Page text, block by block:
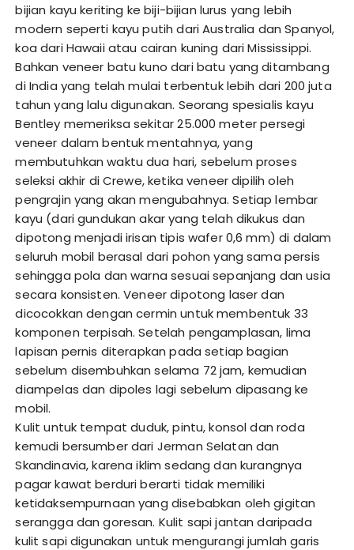
bijian kayu keriting ke biji-bijian lurus yang lebih
modern seperti kayu putih dari Australia dan Spanyol,
koa dari Hawaii atau cairan kuning dari Mississippi.
Bahkan veneer batu kuno dari batu yang ditambang
di India yang telah mulai terbentuk lebih dari 200 juta
tahun yang lalu digunakan. Seorang spesialis kayu
Bentley memeriksa sekitar 25.000 meter persegi
veneer dalam bentuk mentahnya, yang
membutuhkan waktu dua hari, sebelum proses
seleksi akhir di Crewe, ketika veneer dipilih oleh
pengrajin yang akan mengubahnya. Setiap lembar
kayu (dari gundukan akar yang telah dikukus dan
dipotong menjadi irisan tipis wafer 0,6 mm) di dalam
seluruh mobil berasal dari pohon yang sama persis
sehingga pola dan warna sesuai sepanjang dan usia
secara konsisten. Veneer dipotong laser dan
dicocokkan dengan cermin untuk membentuk 33
komponen terpisah. Setelah pengamplasan, lima
lapisan pernis diterapkan pada setiap bagian
sebelum disembuhkan selama 72 jam, kemudian
diampelas dan dipoles lagi sebelum dipasang ke
mobil.
Kulit untuk tempat duduk, pintu, konsol dan roda
kemudi bersumber dari Jerman Selatan dan
Skandinavia, karena iklim sedang dan kurangnya
pagar kawat berduri berarti tidak memiliki
ketidaksempurnaan yang disebabkan oleh gigitan
serangga dan goresan. Kulit sapi jantan daripada
kulit sapi digunakan untuk mengurangi jumlah garis